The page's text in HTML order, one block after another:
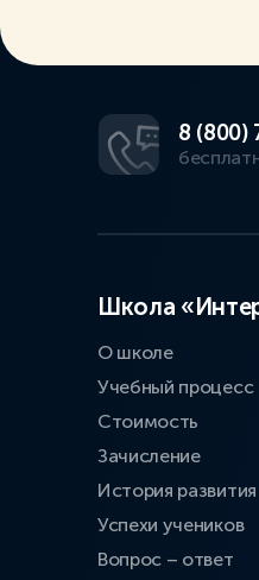
8 (800)
Школа
О школе
Учебный процесс
Стоимость
Зачисление
История развития
Успехи учеников
Вопрос – ответ